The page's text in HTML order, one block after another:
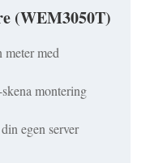
(WEM3050T)
meter med
montering
egen server